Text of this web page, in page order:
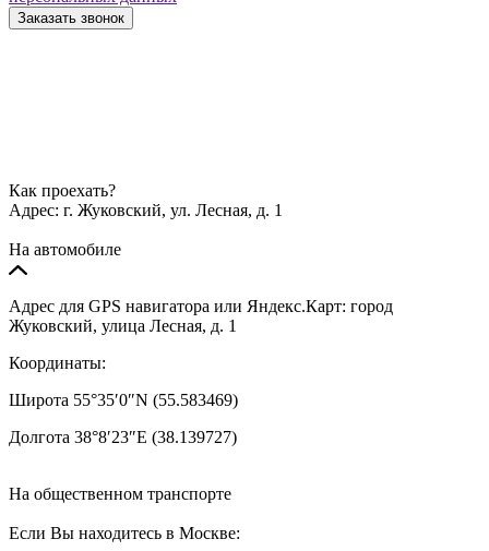
Заказать звонок
Как проехать?
Адрес: г. Жуковский, ул. Лесная, д. 1
На автомобиле
Адрес для GPS навигатора или Яндекс.Карт: город
Жуковский, улица Лесная, д. 1
Координаты:
Широта 55°35′0″N (55.583469)
Долгота 38°8′23″E (38.139727)
На общественном транспорте
Если Вы находитесь в Москве: